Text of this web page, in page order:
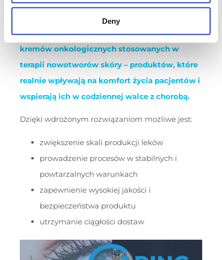
Deny
CARING FOR PEOPLE...
Instalacja wspiera produkcję specjalistycznych
kremów onkologicznych stosowanych w
terapii nowotworów skóry – produktów, które
realnie wpływają na komfort życia pacjentów i
wspierają ich w codziennej walce z chorobą.
Dzięki wdrożonym rozwiązaniom możliwe jest:
zwiększenie skali produkcji leków
prowadzenie procesów w stabilnych i
powtarzalnych warunkach
zapewnienie wysokiej jakości i
bezpieczeństwa produktu
utrzymanie ciągłości dostaw